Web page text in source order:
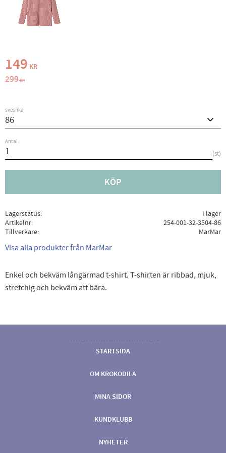
Nedsatt pris:
149 KR
Ordinarie pris:
299KR
svesnka
Antal
st
KÖP
Lagerstatus
I lager
Artikelnr
254-001-32-3504-86
Tillverkare
MarMar
Visa alla produkter från MarMar
Enkel och bekväm långärmad t-shirt. T-shirten är ribbad, mjuk,
stretchig och bekväm att bära.
STARTSIDA
OM KROKODILA
MINA SIDOR
KUNDKLUBB
NYHETER